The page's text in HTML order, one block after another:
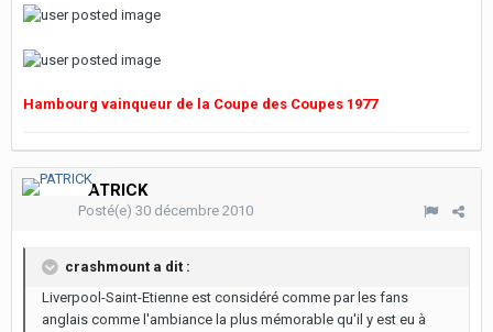
Hambourg vainqueur de la Coupe des Coupes 1977
PATRICK
Posté(e) 30 décembre 2010
crashmount a dit :
Liverpool-Saint-Etienne est considéré comme par les fans
anglais comme l'ambiance la plus mémorable qu'il y est eu à